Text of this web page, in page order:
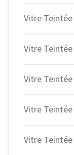
Vitre
Vitre Teintée
Vitre
Vitre
Vitre